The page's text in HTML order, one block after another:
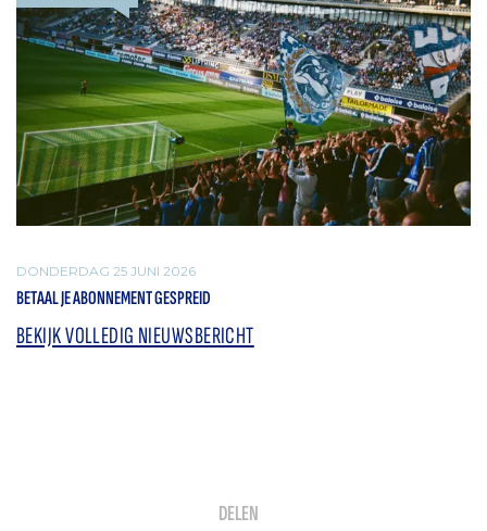
DONDERDAG 25 JUNI 2026
BETAAL JE ABONNEMENT GESPREID
BEKIJK VOLLEDIG NIEUWSBERICHT
DELEN